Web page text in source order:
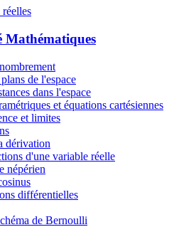
réelles
Mathématiques
de l'espace
dans l'espace
et équations cartésiennes
et limites
dérivation
d'une variable réelle
népérien
différentielles
de Bernoulli